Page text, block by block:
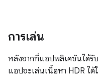
การเล่น
หลังจากที่แอปพลิเคชันได้รับ
แอปจะเล่นเนื้อหา HDR ไ